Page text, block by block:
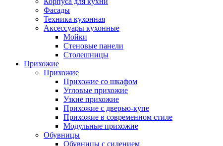
Фасады
Техника кухонная
Аксессуары кухонные
Мойки
Стеновые панели
Столешницы
Прихожие
Прихожие
Прихожие со шкафом
Угловые прихожие
Узкие прихожие
Прихожие с дверью-купе
Прихожие в современном стиле
Модульные прихожие
Обувницы
Обувницы с сидением